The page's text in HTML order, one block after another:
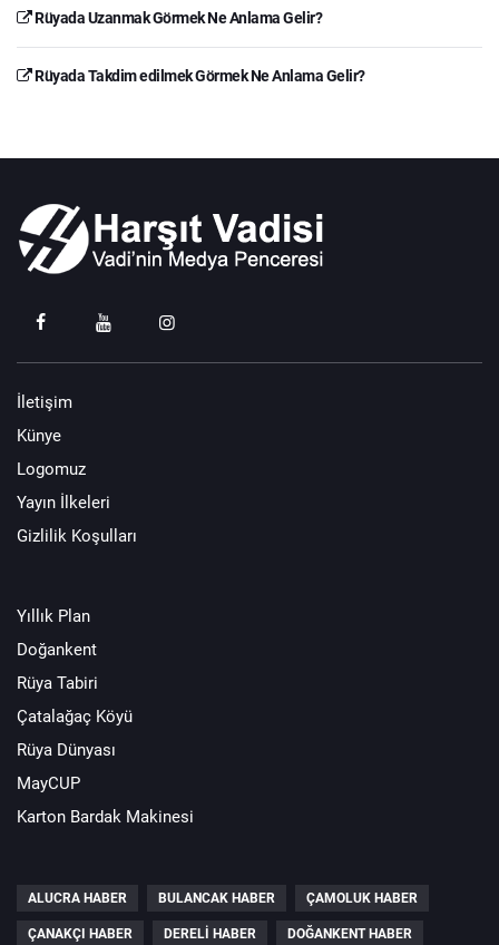
Rüyada Uzanmak Görmek Ne Anlama Gelir?
Rüyada Takdim edilmek Görmek Ne Anlama Gelir?
İletişim
Künye
Logomuz
Yayın İlkeleri
Gizlilik Koşulları
Yıllık Plan
Doğankent
Rüya Tabiri
Çatalağaç Köyü
Rüya Dünyası
MayCUP
Karton Bardak Makinesi
ALUCRA HABER BULANCAK HABER ÇAMOLUK HABER
ÇANAKÇI HABER DERELI HABER DOĞANKENT HABER